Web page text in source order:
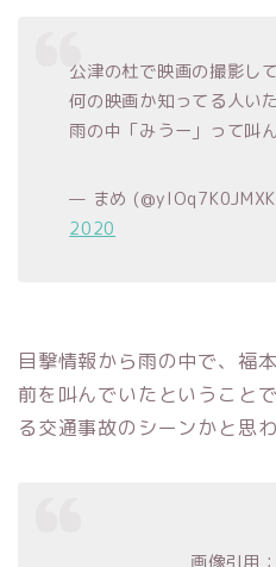
公津の杜で映画の撮影し
何の映画か知ってる人い
雨の中「みうー」って叫ん
— まめ
2020
目撃情報から雨の中で、福
前を叫んでいたということ
る交通事故のシーンかと思
画像引用：